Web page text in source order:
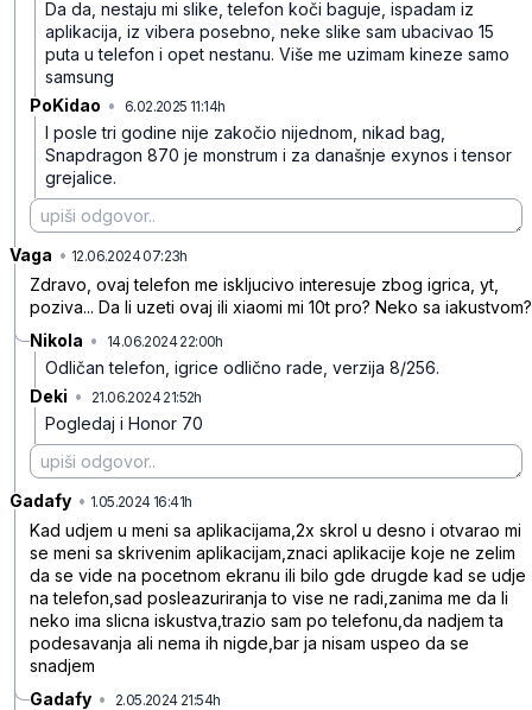
Da da, nestaju mi slike, telefon koči baguje, ispadam iz
aplikacija, iz vibera posebno, neke slike sam ubacivao 15
puta u telefon i opet nestanu. Više me uzimam kineze samo
samsung
PoKidao • 6.02.2025 11:14h
I posle tri godine nije zakočio nijednom, nikad bag,
Snapdragon 870 je monstrum i za današnje exynos i tensor
grejalice.
Vaga • 12.06.2024 07:23h
Zdravo, ovaj telefon me iskljucivo interesuje zbog igrica, yt,
poziva... Da li uzeti ovaj ili xiaomi mi 10t pro? Neko sa iakustvom?
Nikola • 14.06.2024 22:00h
Odličan telefon, igrice odlično rade, verzija 8/256.
Deki • 21.06.2024 21:52h
Pogledaj i Honor 70
Gadafy • 1.05.2024 16:41h
Kad udjem u meni sa aplikacijama,2x skrol u desno i otvarao mi
se meni sa skrivenim aplikacijam,znaci aplikacije koje ne zelim
da se vide na pocetnom ekranu ili bilo gde drugde kad se udje
na telefon,sad posleazuriranja to vise ne radi,zanima me da li
neko ima slicna iskustva,trazio sam po telefonu,da nadjem ta
podesavanja ali nema ih nigde,bar ja nisam uspeo da se
snadjem
Gadafy • 2.05.2024 21:54h